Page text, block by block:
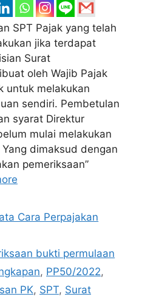
SPT Pajak yang telah
jika terdapat
Surat
oleh Wajib Pajak
untuk melakukan
sendiri. Pembetulan
syarat Direktur
mulai melakukan
dimaksud dengan
pemeriksaan”
Cara Perpajakan
bukti permulaan
, PP50/2022,
PK, SPT, Surat